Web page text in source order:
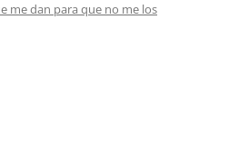
me dan para que no me los